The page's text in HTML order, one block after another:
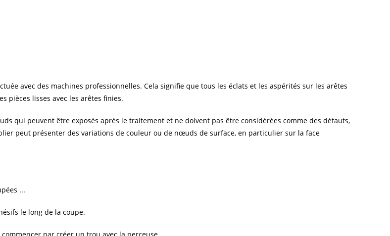
avec des machines professionnelles. Cela signifie que tous les éclats et les aspérités sur les arêtes
pièces lisses avec les arêtes finies.
qui peuvent être exposés après le traitement et ne doivent pas être considérées comme des défauts,
peut présenter des variations de couleur ou de nœuds de surface, en particulier sur la face
...
le long de la coupe.